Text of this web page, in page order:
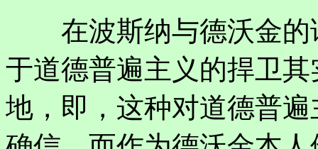
在波斯纳与德沃金的
于道德普遍主义的捍卫
地，即，这种对道德普